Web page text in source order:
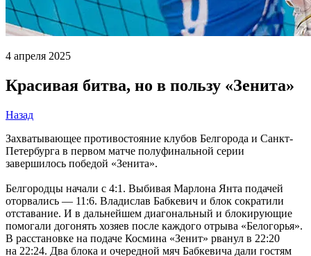
4 апреля 2025
Красивая битва, но в пользу «Зенита»
Назад
Захватывающее противостояние клубов Белгорода и Санкт-
Петербурга в первом матче полуфинальной серии
завершилось победой «Зенита».
Белгородцы начали с 4:1. Выбивая Марлона Янта подачей
оторвались — 11:6. Владислав Бабкевич и блок сократили
отставание. И в дальнейшем диагональный и блокирующие
помогали догонять хозяев после каждого отрыва «Белогорья».
В расстановке на подаче Космина «Зенит» рванул в 22:20
на 22:24. Два блока и очередной мяч Бабкевича дали гостям